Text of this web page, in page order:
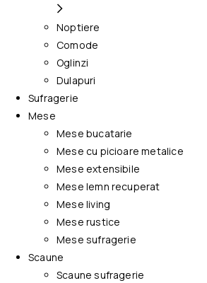
Noptiere
Comode
Oglinzi
Dulapuri
Sufragerie
Mese
Mese bucatarie
Mese cu picioare metalice
Mese extensibile
Mese lemn recuperat
Mese living
Mese rustice
Mese sufragerie
Scaune
Scaune sufragerie